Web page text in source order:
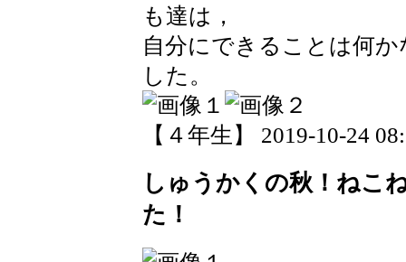
も達は，
自分にできることは何
した。
【４年生】 2019-10-24
しゅうかくの秋！ねこ
た！